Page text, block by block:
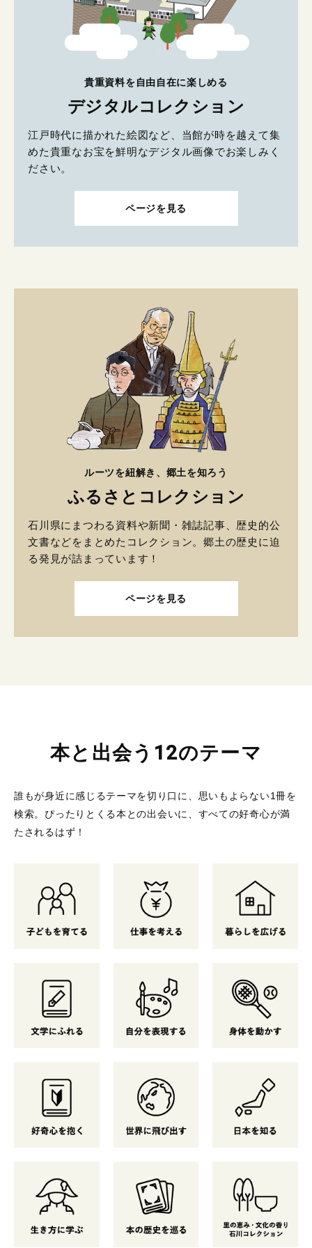
貴重資料を自由自在に楽しめる
デジタルコレクション
江戸時代に描かれた絵図など、当館が時を越えて集
めた貴重なお宝を鮮明なデジタル画像でお楽しみく
ださい。
ページを見る
ルーツを紐解き、郷土を知ろう
ふるさとコレクション
石川県にまつわる資料や新聞・雑誌記事、歴史的公
文書などをまとめたコレクション。郷土の歴史に迫
る発見が詰まっています！
ページを見る
本と出会う12のテーマ
誰もが身近に感じるテーマを切り口に、思いもよらない1冊を
検索。 ぴったりとくる本との出会いに、すべての好奇心が満
たされるはず！